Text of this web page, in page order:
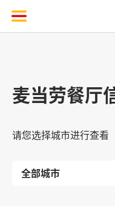
麦当劳餐厅
请您选择城市进行查看